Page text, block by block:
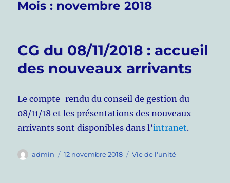
Mois : novembre 2018
CG du 08/11/2018 : accueil
des nouveaux arrivants
Le compte-rendu du conseil de gestion du
08/11/18 et les présentations des nouveaux
arrivants sont disponibles dans l’intranet.
Auteur
admin
Publié
12 novembre 2018 Catégories
Vie de l'unité